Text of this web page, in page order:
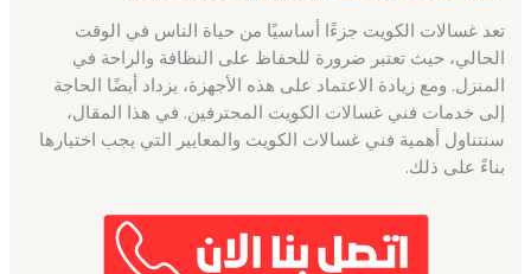
تعد غسالات الكويت جزءًا أساسيًا من حياة الناس في الوقت
الحالي، حيث تعتبر ضرورة للحفاظ على النظافة والراحة في
المنزل. ومع زيادة الاعتماد على هذه الأجهزة، يزداد أيضًا الحاجة
إلى خدمات فني غسالات الكويت المحترفين. في هذا المقال،
سنتناول أهمية فني غسالات الكويت والمعايير التي يجب اختيارها
بناءً على ذلك.